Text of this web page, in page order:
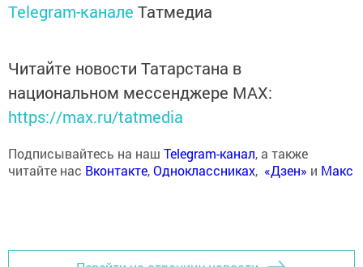
Telegram-канале Татмедиа
Читайте новости Татарстана в
национальном мессенджере MАХ:
https://max.ru/tatmedia
Подписывайтесь на наш Telegram-канал, а также
читайте нас Вконтакте,Одноклассниках, «Дзен» и Макс